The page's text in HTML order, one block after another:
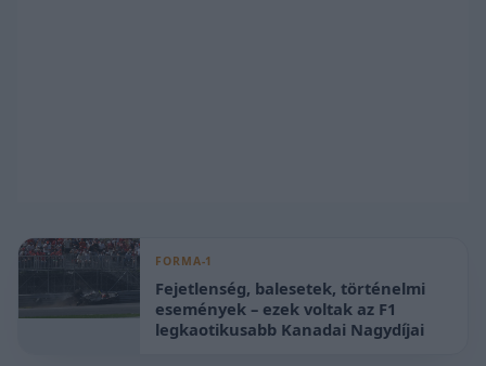
FORMA-1
Fejetlenség, balesetek, történelmi
események – ezek voltak az F1
legkaotikusabb Kanadai Nagydíjai